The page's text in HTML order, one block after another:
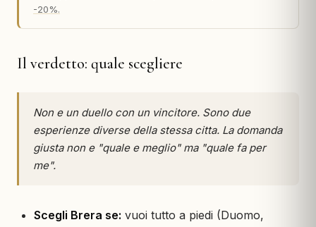
-20%.
Il verdetto: quale scegliere
Non e un duello con un vincitore. Sono due
esperienze diverse della stessa citta. La domanda
giusta non e "quale e meglio" ma "quale fa per
me".
Scegli Brera se: vuoi tutto a piedi (Duomo,